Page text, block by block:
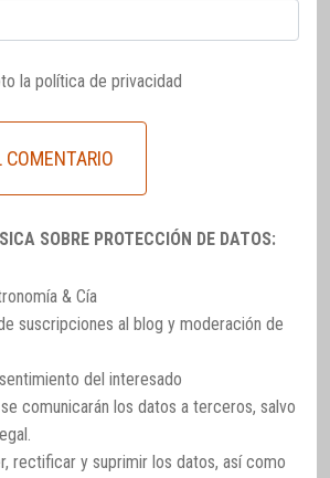
la política de privacidad
SOBRE PROTECCIÓN DE DATOS:
& Cía
suscripciones al blog y moderación de
del interesado
comunicarán los datos a terceros, salvo
rectificar y suprimir los datos, así como